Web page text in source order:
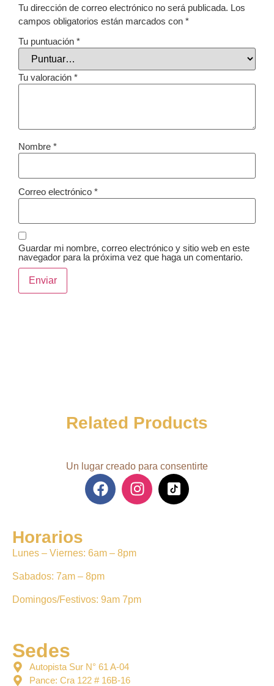
Tu dirección de correo electrónico no será publicada. Los
campos obligatorios están marcados con *
Tu puntuación *
Tu valoración *
Nombre *
Correo electrónico *
Guardar mi nombre, correo electrónico y sitio web en este
navegador para la próxima vez que haga un comentario.
Related Products
Un lugar creado para consentirte
Horarios
Lunes – Viernes: 6am – 8pm
Sabados: 7am – 8pm
Domingos/Festivos: 9am 7pm
Sedes
Autopista Sur N° 61 A-04
Pance: Cra 122 # 16B-16